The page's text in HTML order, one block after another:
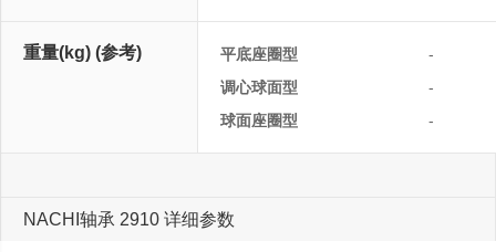
重量(kg) (参考) 平底座圈型
-
调心球面型
-
球面座圈型
-
NACHI轴承 2910 详细参数